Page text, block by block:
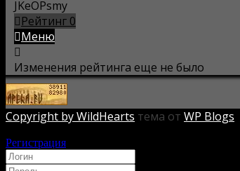
JKeOPsmy
Рейтинг 0
Меню
Изменения рейтинга еще не было
Copyright by WildHearts тема от WP Blogs
Регистрация